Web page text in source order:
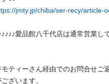
jmty.jp/chiba/ser-recy/article-
愛品館八千代店は通常営業し
モティーさん経由でのお問合せご
ざいます。